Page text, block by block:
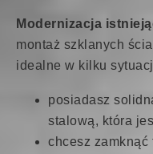
Modernizacja
montaż szklanych
idealne w kilku
posiadasz
stalową, która
chcesz zamknąć